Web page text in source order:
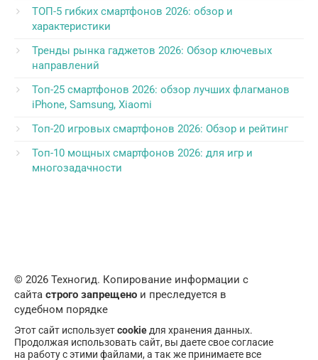
ТОП-5 гибких смартфонов 2026: обзор и
характеристики
Тренды рынка гаджетов 2026: Обзор ключевых
направлений
Топ-25 смартфонов 2026: обзор лучших флагманов
iPhone, Samsung, Xiaomi
Топ-20 игровых смартфонов 2026: Обзор и рейтинг
Топ-10 мощных смартфонов 2026: для игр и
многозадачности
© 2026 Техногид. Копирование информации с
сайта строго запрещено и преследуется в
судебном порядке
Этот сайт используетcookie для хранения данных.
Продолжая использовать сайт, вы даете свое согласие
на работу с этими файлами, а так же принимаете все